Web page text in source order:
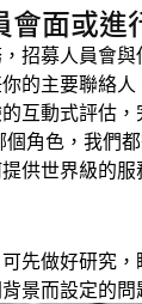
會面或進
招募人員會
的主要聯絡
互動式評估
角色，我們
供世界級的
先做好研究
景而設定的